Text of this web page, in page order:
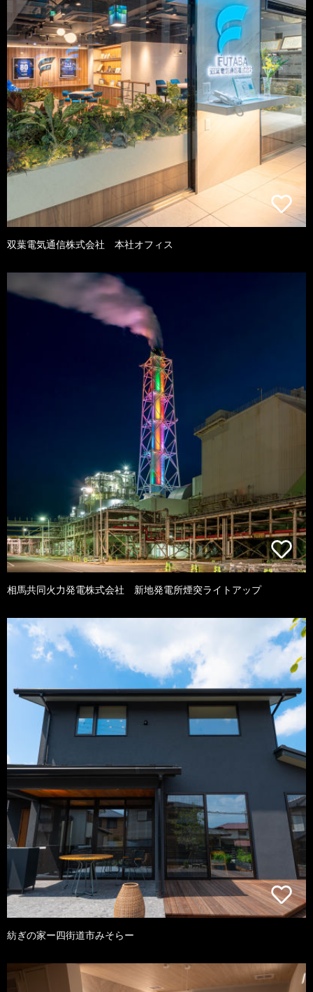
双葉電気通信株式会社 本社オフィス
相馬共同火力発電株式会社 新地発電所煙突ライトアップ
紡ぎの家ー四街道市みそらー